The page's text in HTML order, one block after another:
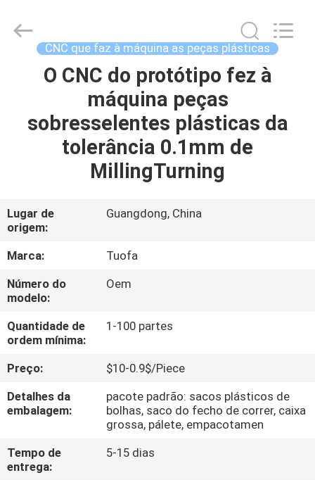
PARA
PRODUTOS
NÓS
VISITA
À
FÁBRICA
CONTROLE
DE
QUALIDADE
CONTACTE-
NOS
Tuofa
Technology
CNC que faz à máquina as peças plásticas
O CNC do protótipo fez à
máquina peças
sobresselentes plásticas da
tolerância 0.1mm de
MillingTurning
Lugar de
origem:
Guangdong, China
Marca:
Tuofa
Número do
modelo:
Oem
Quantidade de
ordem mínima:
1-100 partes
Preço:
$10-0.9$/Piece
Detalhes da
embalagem:
pacote padrão: sacos plásticos de
bolhas, saco do fecho de correr, caixa
grossa, pálete, empacotamen
Tempo de
entrega:
5-15 dias